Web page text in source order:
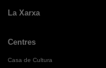
La Xarxa
Centres
Casa de Cultura